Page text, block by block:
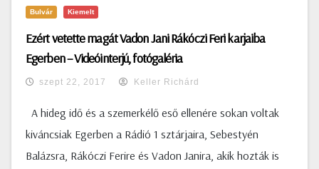
Bulvár Kiemelt
Ezért vetette magát Vadon Jani Rákóczi Feri karjaiba
Egerben – Videóinterjú, fotógaléria
szept 22, 2017 Keller Richárd
A hideg idő és a szemerkélő eső ellenére sokan voltak
kiváncsiak Egerben a Rádió 1 sztárjaira, Sebestyén
Balázsra, Rákóczi Ferire és Vadon Janira, akik hozták is